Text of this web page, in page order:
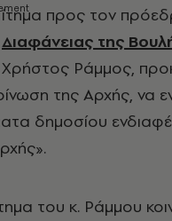
ίτημα προς τον
Διαφάνειας της
Χρήστος Ράμμος,
της Αρχής, να
δημοσίου
του κ. Ράμμου